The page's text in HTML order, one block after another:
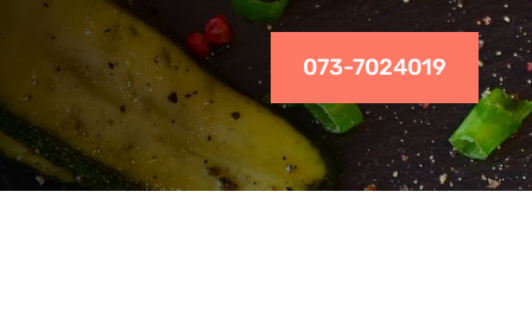
073-7024019